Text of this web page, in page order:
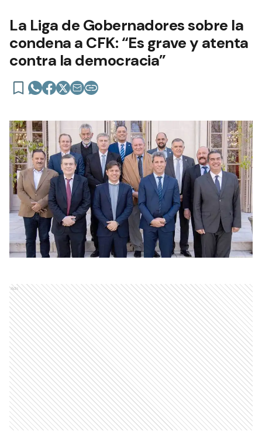
La Liga de Gobernadores sobre la
condena a CFK: “Es grave y atenta
contra la democracia”
Ads